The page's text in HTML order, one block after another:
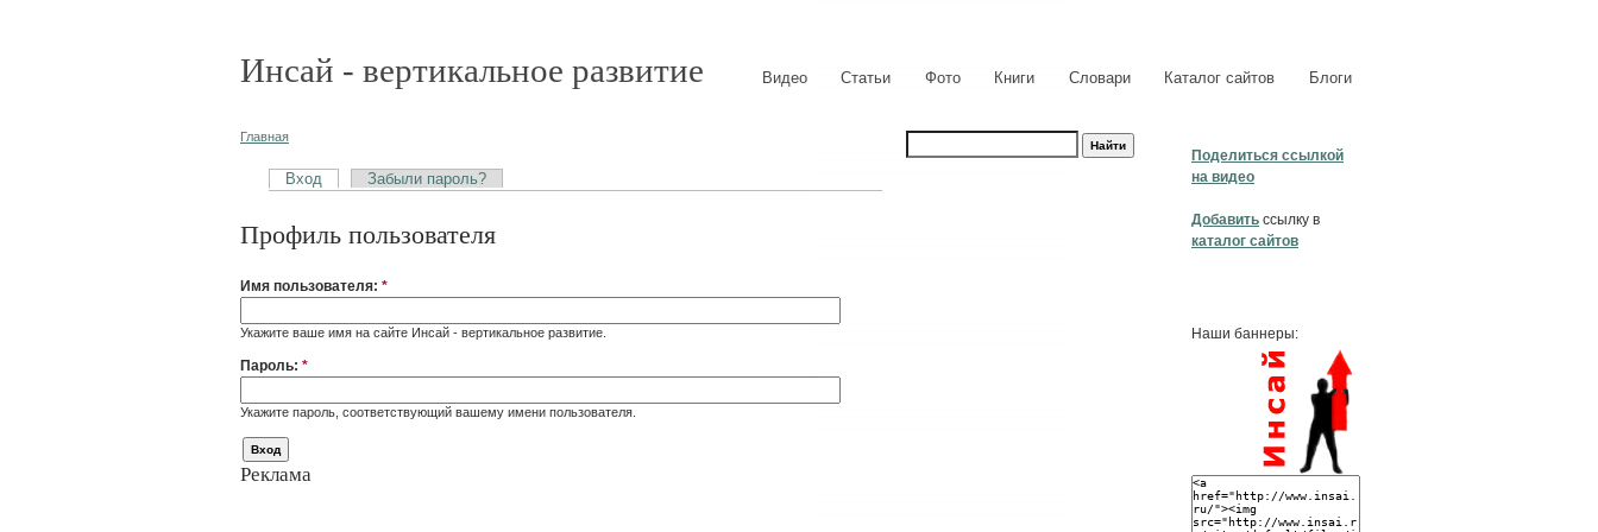
Инсай - вертикальное развитие Видео Статьи Фото Книги Словари Каталог сайтов Блоги
Поделиться ссылкой
на видео
Добавить ссылку в
каталог сайтов
Наши баннеры:
Главная
Вход Забыли пароль?
Профиль пользователя
Имя пользователя: *
Укажите ваше имя на сайте Инсай - вертикальное развитие.
Пароль: *
Укажите пароль, соответствующий вашему имени пользователя.
Реклама